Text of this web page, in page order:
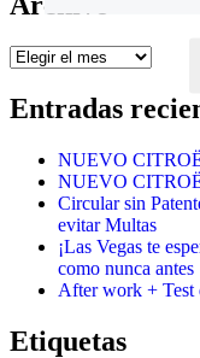
Archivo
Entradas
NUEVO
NUEVO
Circular sin
evitar Multas
¡Las Vegas te
como nunca antes
After work + Test
Etiquetas